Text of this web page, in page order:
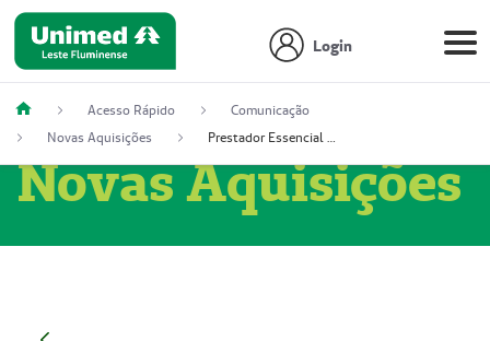
Login
Acesso Rápido
Comunicação
Novas Aquisições
Prestador Essencial Gestão em Saúde Ereli (51004354-7)
Novas Aquisições